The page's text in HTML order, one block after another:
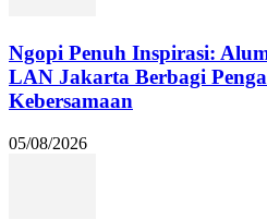
Ngopi Penuh Inspirasi:
LAN Jakarta Berbagi
Kebersamaan
05/08/2026